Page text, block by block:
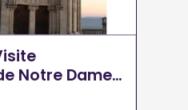
Notre Dame